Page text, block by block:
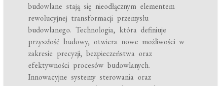
budowlane stają się nieodłącznym elementem
rewolucyjnej transformacji przemysłu
budowlanego. Technologia, która definiuje
przyszłość budowy, otwiera nowe możliwości w
zakresie precyzji, bezpieczeństwa oraz
efektywności procesów budowlanych.
Innowacyjne systemy sterowania oraz